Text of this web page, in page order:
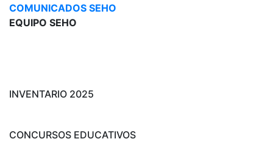
COMUNICADOS SEHO
EQUIPO SEHO
INVENTARIO 2025
CONCURSOS EDUCATIVOS